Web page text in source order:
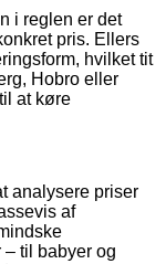
i reglen er det
pris. Ellers
hvilket tit
Hobro eller
at køre
analysere priser
af
til babyer og